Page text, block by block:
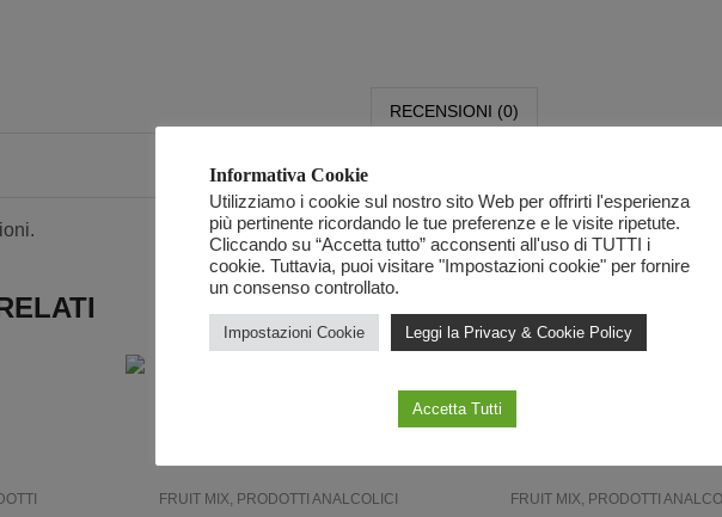
RECENSIONI (0)
RECENSISCI PER PRIMO
Devieffettuare l’accesso per
FRUIT MIX, PRODOTTI ANALCOLICI FRUIT MIX, PRODOTTI
Informativa Cookie
Utilizziamo i cookie sul nostro sito Web per offrirti l'esperienza
più pertinente ricordando le tue preferenze e le visite ripetute.
Cliccando su “Accetta tutto” acconsenti all'uso di TUTTI i
cookie. Tuttavia, puoi visitare "Impostazioni cookie" per fornire
un consenso controllato.
Impostazioni Cookie Leggi la Privacy & Cookie Policy
Accetta Tutti